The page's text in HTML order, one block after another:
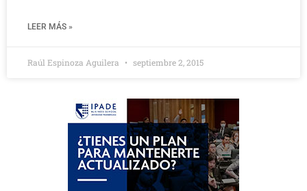
LEER MÁS »
Raúl Espinoza Aguilera septiembre 2, 2015